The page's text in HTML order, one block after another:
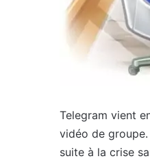
Telegram vient
vidéo de
suite à la crise